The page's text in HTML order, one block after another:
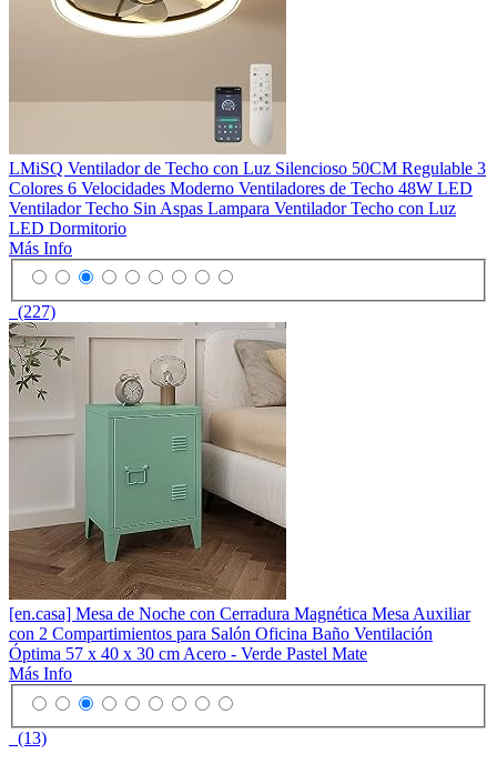
LMiSQ Ventilador de Techo con Luz Silencioso 50CM Regulable 3
Colores 6 Velocidades Moderno Ventiladores de Techo 48W LED
Ventilador Techo Sin Aspas Lampara Ventilador Techo con Luz
LED Dormitorio
Más Info
(227)
[en.casa] Mesa de Noche con Cerradura Magnética Mesa Auxiliar
con 2 Compartimientos para Salón Oficina Baño Ventilación
Óptima 57 x 40 x 30 cm Acero - Verde Pastel Mate
Más Info
(13)